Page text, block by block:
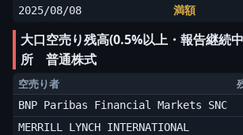
2025/08/08 満額
大口空売り残高(0.5%以上・報告継続
所 普通株式
空売り者
BNP Paribas Financial Markets SNC
MERRILL LYNCH INTERNATIONAL